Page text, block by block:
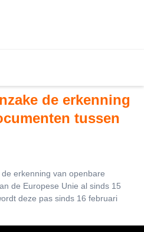
de erkenning
tussen
erkenning van openbare
de Europese Unie al sinds 15
deze pas sinds 16 februari